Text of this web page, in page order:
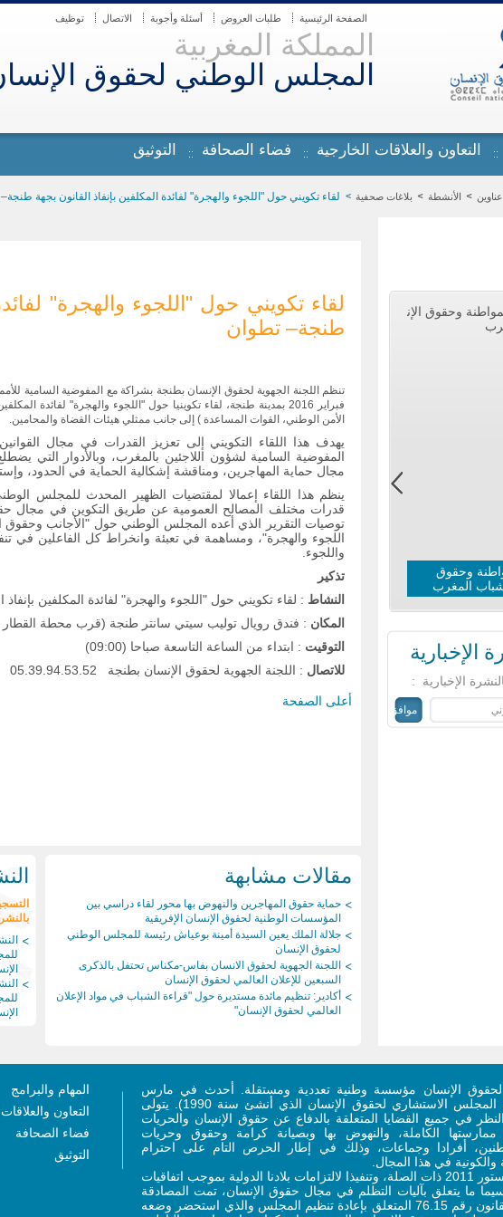
الصفحة الرئيسية طلبات العروض أسئلة وأجوبة الاتصال توظيف
المملكة المغربية
المجلس الوطني لحقوق
التعاون والعلاقات الخارجية فضاء الصحافة التوثيق
عناوين الأنشطة بلاغات صحفية لقاء تكويني حول "اللجوء والهجرة" لفائدة المكلفين بإنفاذ القانون بجهة
وحقوق
المغرب
التربية على المواطنة وحقوق
الإنسان : فهم مشرك للمبادئ
والمنهحيات ( دليل الأندية)
الإخبارية
الإخبارية :
لقاء تكويني حول "اللجوء والهجرة"
طنجة– تطوان
فبراير 2016 بمدينة طنجة، لقاء تكوينيا حول "اللجوء والهجرة"
الأمن الوطني، القوات المساعدة ) إلى جانب ممثلي هيئات القضاة والمحامين.
يهدف هذا اللقاء التكويني إلى تعزيز القدرات في مجال
المفوضية السامية لشؤون اللاجئين بالمغرب، وبالأدوار التي
مجال حماية المهاجرين، ومناقشة إشكالية الحماية في الحدود،
ينظم هذا اللقاء إعمالا لمقتضيات الظهير المحدث للمجلس
قدرات مختلف المصالح العمومية عن طريق التكوين في مجال حقوق
توصيات التقرير الذي أعده المجلس الوطني حول "الأجانب
اللجوء والهجرة"، ومساهمة في تعبئة وانخراط كل الفاعلين في
واللجوء.
تذكير
النشاط : لقاء تكويني حول "اللجوء والهجرة" لفائدة المكلفين
المكان : فندق رويال توليب سيتي سانتر طنجة (قرب محطة القطار
التوقيت : ابتداء من الساعة التاسعة صباحا (09:00)
للاتصال : اللجنة الجهوية لحقوق الإنسان بطنجة 05.39.94.53.52
أعلى الصفحة
مقالات مشابهة
حماية حقوق المهاجرين والنهوض بها محور لقاء دراسي بين
المؤسسات الوطنية لحقوق الإنسان الإفريقية
جلالة الملك يعين السيدة أمينة بوعياش رئيسة للمجلس الوطني
لحقوق الإنسان
اللجنة الجهوية لحقوق الانسان بفاس-مكناس تحتفل بالذكرى
السبعين للإعلان العالمي لحقوق الإنسان
أكادير: تنظيم مائدة مستديرة حول "قراءة الشباب في مواد الإعلان
العالمي لحقوق الإنسان"
الإنسان مؤسسة وطنية تعددية ومستقلة. أحدث في مارس
2011 (ليحل محل المجلس الاستشاري لحقوق الإنسان الذي أنشئ سنة 1990). يتولى
في جميع القضايا المتعلقة بالدفاع عن حقوق الإنسان والحريات
ممارستها الكاملة، والنهوض بها وبصيانة كرامة وحقوق وحريات
أفرادا وجماعات، وذلك في إطار الحرص التام على احترام
والكونية في هذا المجال.
وتفعيلا لمضامين دستور 2011 ذات الصلة، وتنفيذا لالتزامات بلادنا الدولية بموجب اتفاقيات
ما يتعلق بآليات التظلم في مجال حقوق الإنسان، تمت المصادقة
سنة 2018 على القانون رقم 76.15 المتعلق بإعادة تنظيم المجلس والذي استحضر وضعه
المهام والبرامج
التعاون
فضاء الصحافة
التوثيق